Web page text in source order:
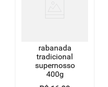
rabanada
tradicional
supernosso
400g